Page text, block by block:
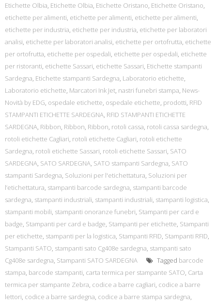
Etichette Olbia, Etichette Olbia, Etichette Oristano, Etichette Oristano,
etichette per alimenti, etichette per alimenti, etichette per alimenti,
etichette per industria, etichette per industria, etichette per laboratori
analisi, etichette per laboratori analisi, etichette per ortofrutta, etichette
per ortofrutta, etichette per ospedali, etichette per ospedali, etichette
per ristoranti, etichette Sassari, etichette Sassari, Etichette stampanti
Sardegna, Etichette stampanti Sardegna, Laboratorio etichette,
Laboratorio etichette, Marcatori Ink Jet, nastri funebri stampa, News-
Novità by EDG, ospedale etichette, ospedale etichette, prodotti, RFID
STAMPANTI ETICHETTE SARDEGNA, RFID STAMPANTI ETICHETTE
SARDEGNA, Ribbon, Ribbon, Ribbon, rotoli cassa, rotoli cassa sardegna,
rotoli etichette Cagliari, rotoli etichette Cagliari, rotoli etichette
Sardegna, rotoli etichette Sassari, rotoli etichette Sassari, SATO
SARDEGNA, SATO SARDEGNA, SATO stampanti Sardegna, SATO
stampanti Sardegna, Soluzioni per l'etichettatura, Soluzioni per
l’etichettatura, stampanti barcode sardegna, stampanti barcode
sardegna, stampanti industriali, stampanti industriali, stampanti logistica,
stampanti mobili, stampanti onoranze funebri, Stampanti per card e
badge, Stampanti per card e badge, Stampanti per etichette, Stampanti
per etichette, stampanti per la logistica, Stampanti RFID, Stampanti RFID,
Stampanti SATO, stampanti sato Cg408e sardegna, stampanti sato
Cg408e sardegna, Stampanti SATO SARDEGNA Tagged barcode
stampa, barcode stampanti, carta termica per stampante SATO, Carta
termica per stampante Zebra, codice a barre cagliari, codice a barre
lettori, codice a barre sardegna, codice a barre stampa sardegna,